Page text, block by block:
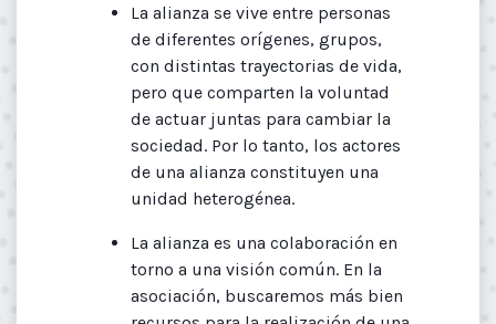
La alianza se vive entre personas
de diferentes orígenes, grupos,
con distintas trayectorias de vida,
pero que comparten la voluntad
de actuar juntas para cambiar la
sociedad. Por lo tanto, los actores
de una alianza constituyen una
unidad heterogénea.
La alianza es una colaboración en
torno a una visión común. En la
asociación, buscaremos más bien